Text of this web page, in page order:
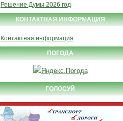
Решение Думы 2026 год
КОНТАКТНАЯ ИНФОРМАЦИЯ
Контактная информация
ПОГОДА
ГОЛОСУЙ